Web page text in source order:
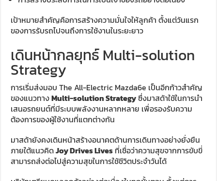
เป้าหมายสำคัญคือการสร้างความมั่นใจให้ลูกค้า ตั้งแต่วันแรก
ของการรับรถไปจนถึงการใช้งานในระยะยาว
เดินหน้ากลยุทธ์ Multi-solution
Strategy
การเริ่มส่งมอบ The All-Electric Mazda6e เป็นอีกก้าวสำคัญ
ของแนวทางMulti-solution Strategyซึ่งมาสด้าใช้ในการนำ
เสนอรถยนต์ที่มีระบบพลังงานหลากหลาย เพื่อรองรับความ
ต้องการของผู้ใช้งานที่แตกต่างกัน
มาสด้ายังคงเดินหน้าสร้างอนาคตด้านการเดินทางอย่างยั่งยืน
ภายใต้แนวคิดJoy Drives Lives ที่เชื่อว่าความสุขจากการขับขี่
สามารถส่งต่อไปสู่ความสุขในการใช้ชีวิตประจำวันได้